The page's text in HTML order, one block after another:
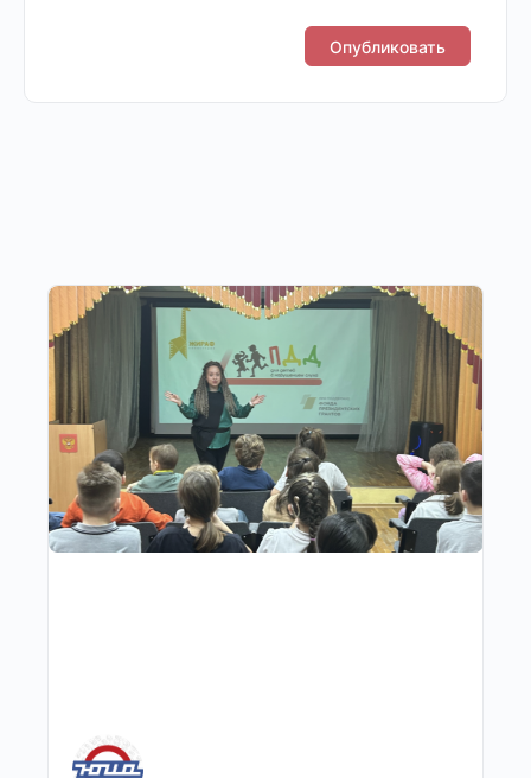
Другие публикации